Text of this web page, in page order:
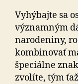
Vyhýbajte sa
vý­znam­ným
narodeniny,
kombinovať
špeciálne
zvolíte, tým